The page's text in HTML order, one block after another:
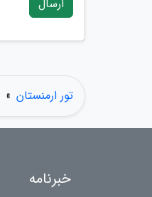
ارسال
تور ارمنستان »
خبرنامه